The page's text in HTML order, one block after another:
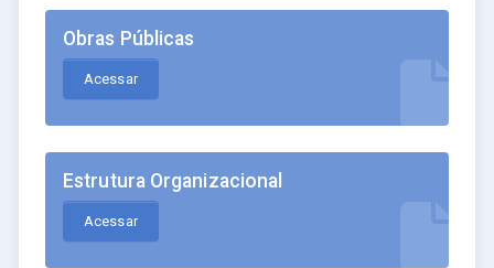
Obras Públicas
Acessar
Estrutura Organizacional
Acessar